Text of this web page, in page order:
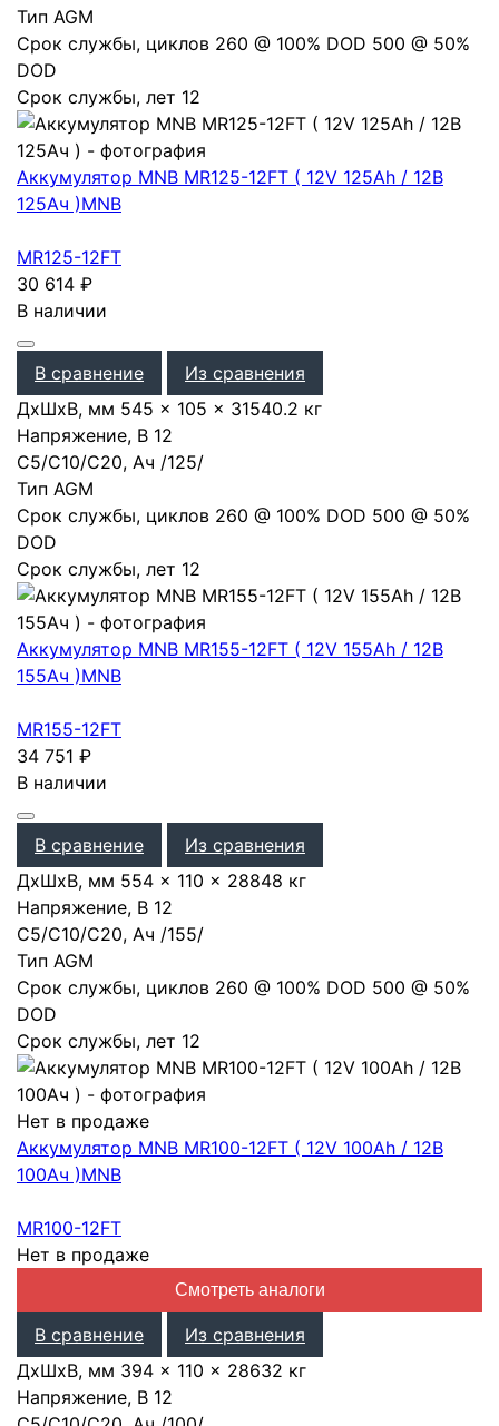
Тип AGM
Срок службы, циклов 260 @ 100% DOD 500 @ 50%
DOD
Срок службы, лет 12
Аккумулятор MNB MR125-12FT ( 12V 125Ah / 12В
125Ач )MNB
MR125-12FT
30 614 ₽
В наличии
В сравнение
Из сравнения
ДхШхВ, мм 545 × 105 × 31540.2 кг
Напряжение, В 12
С5/С10/С20, Ач /125/
Тип AGM
Срок службы, циклов 260 @ 100% DOD 500 @ 50%
DOD
Срок службы, лет 12
Аккумулятор MNB MR155-12FT ( 12V 155Ah / 12В
155Ач )MNB
MR155-12FT
34 751 ₽
В наличии
В сравнение
Из сравнения
ДхШхВ, мм 554 × 110 × 28848 кг
Напряжение, В 12
С5/С10/С20, Ач /155/
Тип AGM
Срок службы, циклов 260 @ 100% DOD 500 @ 50%
DOD
Срок службы, лет 12
Нет в продаже
Аккумулятор MNB MR100-12FT ( 12V 100Ah / 12В
100Ач )MNB
MR100-12FT
Нет в продаже
Смотреть аналоги
В сравнение
Из сравнения
ДхШхВ, мм 394 × 110 × 28632 кг
Напряжение, В 12